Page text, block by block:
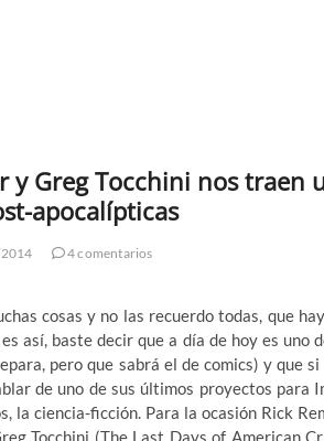
y Greg Tocchini nos traen
apocalípticas
4 comentarios
cosas y no las recuerdo todas, que
así, baste decir que a día de hoy es uno
pero que sabrá el de comics) y que
de uno de sus últimos proyectos para
la ciencia-ficción. Para la ocasión Rick